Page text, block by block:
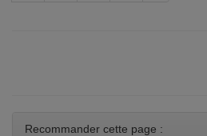
Recommander cette page :